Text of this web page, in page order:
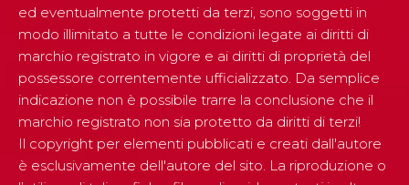
ed eventualmente protetti da terzi, sono soggetti in
modo illimitato a tutte le condizioni legate ai diritti di
marchio registrato in vigore e ai diritti di proprietà del
possessore correntemente ufficializzato. Da semplice
indicazione non è possibile trarre la conclusione che il
marchio registrato non sia protetto da diritti di terzi!
Il copyright per elementi pubblicati e creati dall'autore
è esclusivamente dell'autore del sito. La riproduzione o